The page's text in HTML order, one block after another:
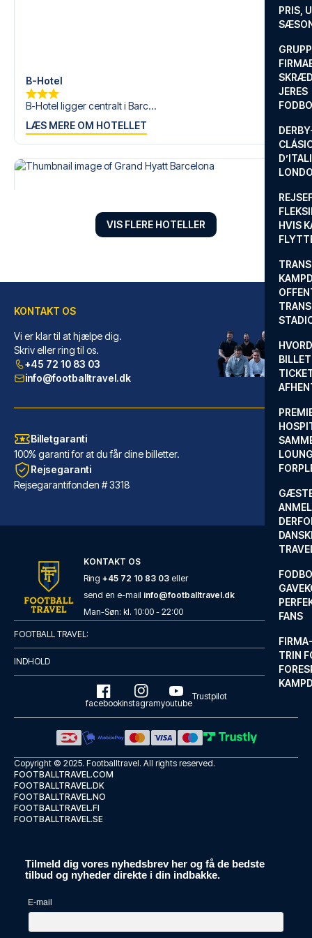
PRIS,
JERES
HVIS
FANS
TRIN
B-Hotel
B-Hotel ligger centralt i Barc...
LÆS MERE OM HOTELLET
Grand Hyatt Barcelona
Med et ophold ved Grand Hyatt ...
Generator Barcelona
Med et ophold ved Generator Ba...
LÆS MERE OM HOTELLET
Murmuri Residence Mercader
Med et ophold hos Murmuri Resi...
LÆS MERE OM HOTELLET
VIS FLERE HOTELLER
KONTAKT OS
Vi er klar til at hjælpe dig.
Skriv eller ring til os.
+45 72 10 83 03
info@footballtravel.dk
Billetgaranti
100% garanti for at du får dine billetter.
Rejsegaranti
Rejsegarantifonden # 3318
KONTAKT OS
Ring +45 72 10 83 03 eller
send en e-mail info@footballtravel.dk
Man-Søn: kl. 10:00 - 22:00
FOOTBALL TRAVEL:
INDHOLD
facebookinstagramyoutube
Trustpilot
Copyright © 2025. Footballtravel. All rights reserved.
FOOTBALLTRAVEL.COM
FOOTBALLTRAVEL.DK
FOOTBALLTRAVEL.NO
FOOTBALLTRAVEL.FI
FOOTBALLTRAVEL.SE
Tilmeld dig vores nyhedsbrev her og få de bedste
tilbud og nyheder direkte i din indbakke.
E-mail